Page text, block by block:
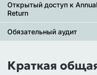
Открытый доступ к Annual
Return
Обязательный аудит
Краткая